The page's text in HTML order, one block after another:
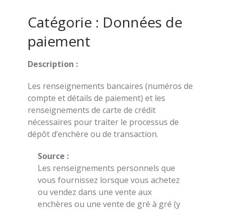
Catégorie : Données de
paiement
Description :
Les renseignements bancaires (numéros de
compte et détails de paiement) et les
renseignements de carte de crédit
nécessaires pour traiter le processus de
dépôt d’enchère ou de transaction.
Source :
Les renseignements personnels que
vous fournissez lorsque vous achetez
ou vendez dans une vente aux
enchères ou une vente de gré à gré (y